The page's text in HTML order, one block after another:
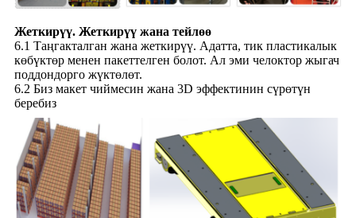
Жеткирүү. Жеткирүү жана тейлөө
6.1 Таңгакталган жана жеткирүү. Адатта, тик пластикалык
көбүктөр менен пакеттелген болот. Ал эми челоктор жыгач
поддондорго жүктөлөт.
6.2 Биз макет чиймесин жана 3D эффектинин сүрөтүн
беребиз